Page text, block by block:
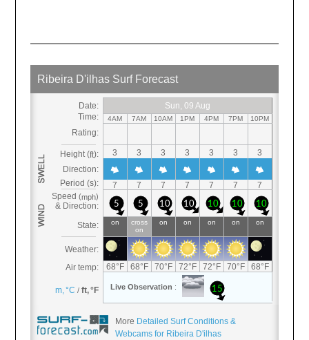
More Detailed Surf Conditions &
Webcams for Ribeira D'ilhas